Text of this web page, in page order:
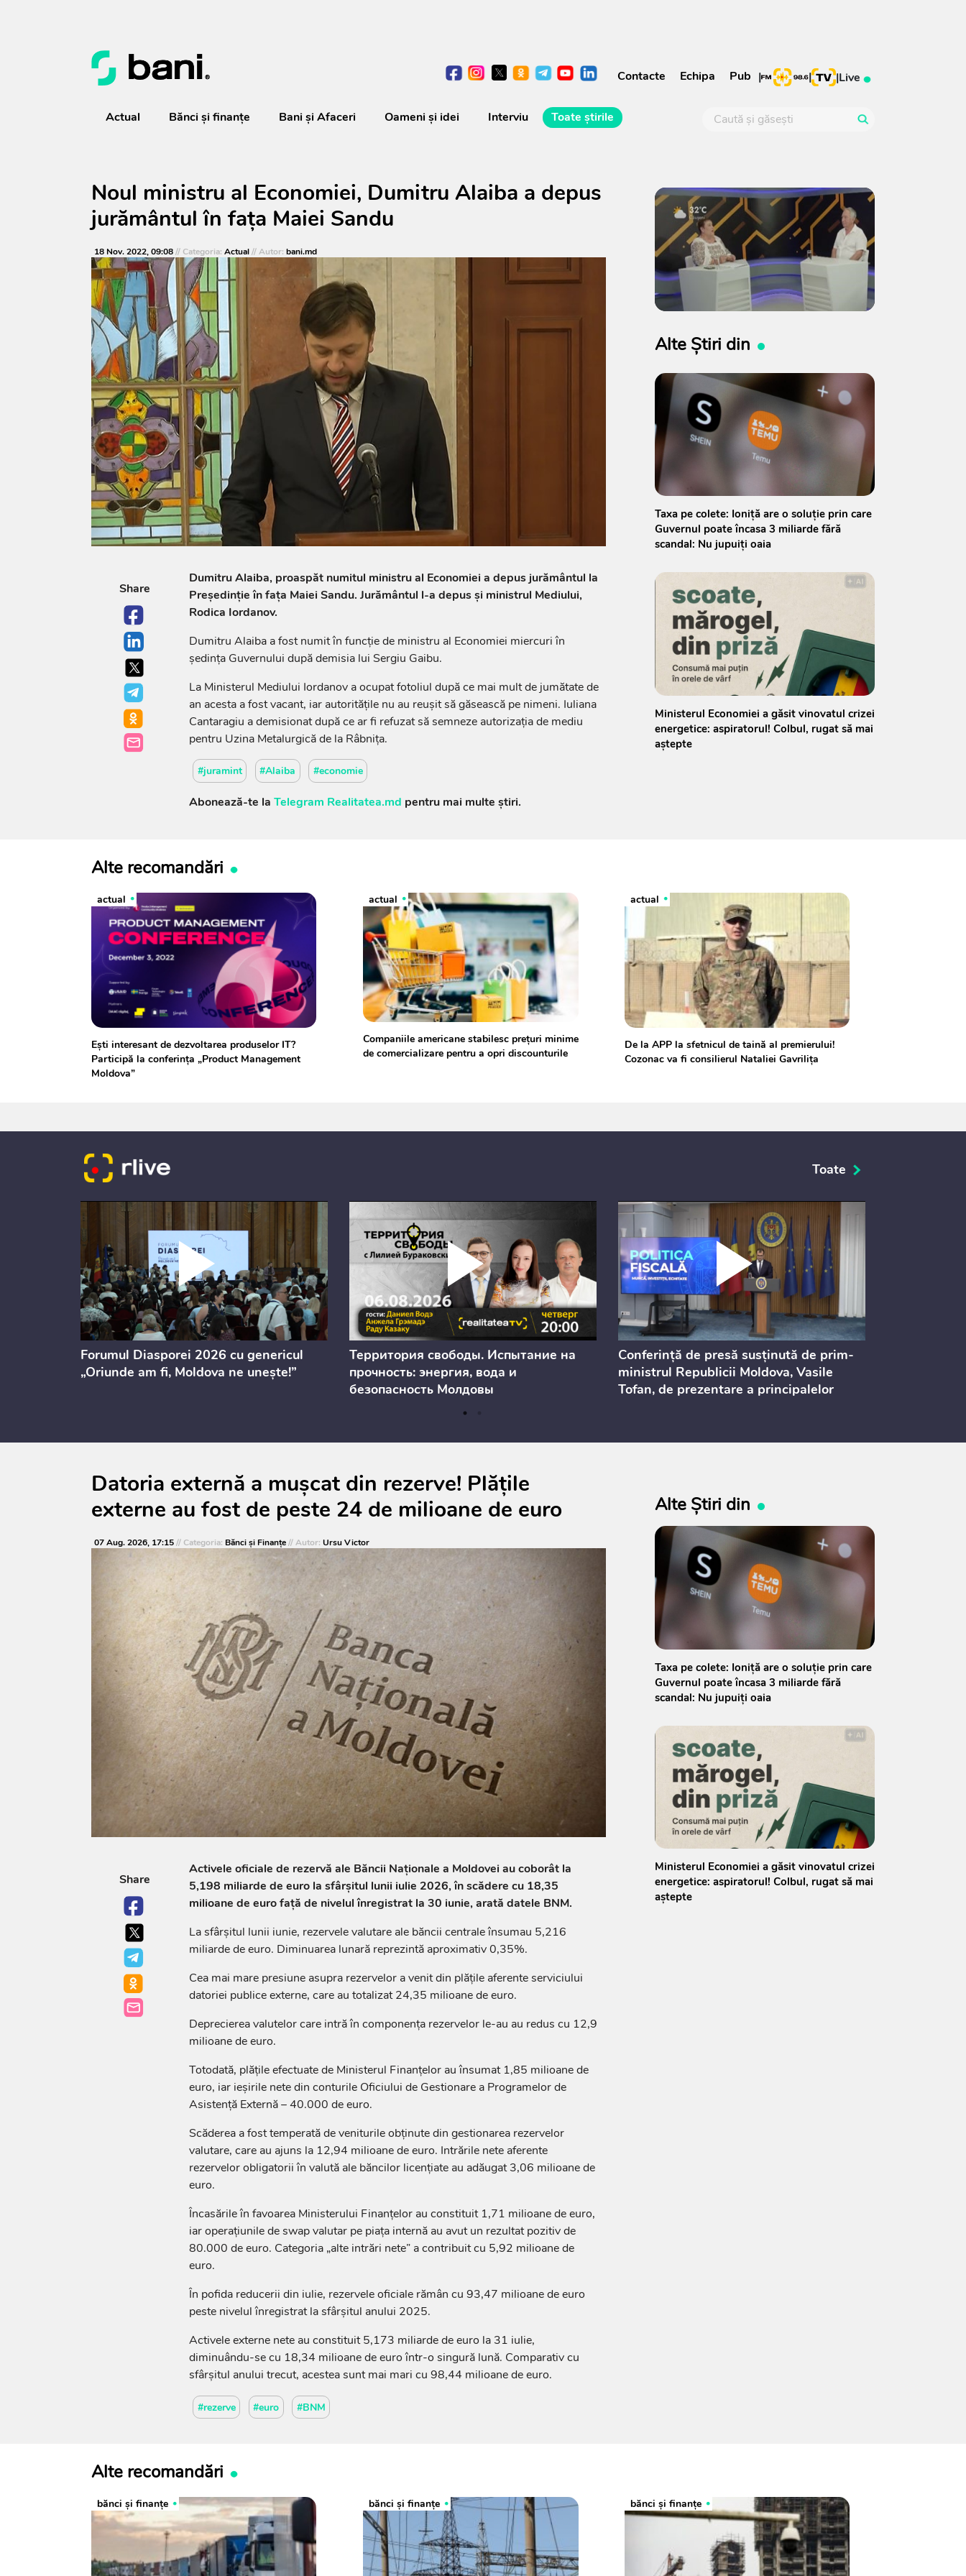
Contacte Echipa Pub | | |Live
Actual Bănci şi finanţe Bani și Afaceri Oameni şi idei Interviu Toate știrile
Noul ministru al Economiei, Dumitru Alaiba a depus
jurământul în fața Maiei Sandu
18 Nov. 2022, 09:08// Categoria: Actual// Autor: bani.md
Share
Dumitru Alaiba, proaspăt numitul ministru al Economiei a depus jurământul la
Președinție în fața Maiei Sandu. Jurământul l-a depus și ministrul Mediului,
Rodica Iordanov.
Dumitru Alaiba a fost numit în funcție de ministru al Economiei miercuri în
ședința Guvernului după demisia lui Sergiu Gaibu.
La Ministerul Mediului Iordanov a ocupat fotoliul după ce mai mult de jumătate de
an acesta a fost vacant, iar autoritățile nu au reușit să găsească pe nimeni. Iuliana
Cantaragiu a demisionat după ce ar fi refuzat să semneze autorizația de mediu
pentru Uzina Metalurgică de la Râbnița.
#juramint #Alaiba #economie
Abonează-te la Telegram Realitatea.md pentru mai multe știri.
Alte Știri din
Taxa pe colete: Ioniță are o soluție prin care
Guvernul poate încasa 3 miliarde fără
scandal: Nu jupuiți oaia
Ministerul Economiei a găsit vinovatul crizei
energetice: aspiratorul! Colbul, rugat să mai
aștepte
Alte recomandări
actual
Ești interesant de dezvoltarea produselor IT?
Participă la conferința „Product Management
Moldova”
actual
Companiile americane stabilesc prețuri minime
de comercializare pentru a opri discounturile
actual
De la APP la sfetnicul de taină al premierului!
Cozonac va fi consilierul Nataliei Gavrilița
Toate
Forumul Diasporei 2026 cu genericul
„Oriunde am fi, Moldova ne unește!”
Территория свободы. Испытание на
прочность: энергия, вода и
безопасность Молдовы
Conferință de presă susținută de prim-
ministrul Republicii Moldova, Vasile
Tofan, de prezentare a principalelor
consultărilor publice
Datoria externă a mușcat din rezerve! Plățile
externe au fost de peste 24 de milioane de euro
07 Aug. 2026, 17:15// Categoria: Bănci şi Finanţe// Autor: Ursu Victor
Share
Activele oficiale de rezervă ale Băncii Naționale a Moldovei au coborât la
5,198 miliarde de euro la sfârșitul lunii iulie 2026, în scădere cu 18,35
milioane de euro față de nivelul înregistrat la 30 iunie, arată datele BNM.
La sfârșitul lunii iunie, rezervele valutare ale băncii centrale însumau 5,216
miliarde de euro. Diminuarea lunară reprezintă aproximativ 0,35%.
Cea mai mare presiune asupra rezervelor a venit din plățile aferente serviciului
datoriei publice externe, care au totalizat 24,35 milioane de euro.
Deprecierea valutelor care intră în componența rezervelor le-au au redus cu 12,9
milioane de euro.
Totodată, plățile efectuate de Ministerul Finanțelor au însumat 1,85 milioane de
euro, iar ieșirile nete din conturile Oficiului de Gestionare a Programelor de
Asistență Externă – 40.000 de euro.
Scăderea a fost temperată de veniturile obținute din gestionarea rezervelor
valutare, care au ajuns la 12,94 milioane de euro. Intrările nete aferente
rezervelor obligatorii în valută ale băncilor licențiate au adăugat 3,06 milioane de
euro.
Încasările în favoarea Ministerului Finanțelor au constituit 1,71 milioane de euro,
iar operațiunile de swap valutar pe piața internă au avut un rezultat pozitiv de
80.000 de euro. Categoria „alte intrări nete” a contribuit cu 5,92 milioane de
euro.
În pofida reducerii din iulie, rezervele oficiale rămân cu 93,47 milioane de euro
peste nivelul înregistrat la sfârșitul anului 2025.
Activele externe nete au constituit 5,173 miliarde de euro la 31 iulie,
diminuându-se cu 18,34 milioane de euro într-o singură lună. Comparativ cu
sfârșitul anului trecut, acestea sunt mai mari cu 98,44 milioane de euro.
#rezerve #euro #BNM
Alte Știri din
Taxa pe colete: Ioniță are o soluție prin care
Guvernul poate încasa 3 miliarde fără
scandal: Nu jupuiți oaia
Ministerul Economiei a găsit vinovatul crizei
energetice: aspiratorul! Colbul, rugat să mai
aștepte
Alte recomandări
bănci şi finanţe bănci şi finanţe bănci şi finanţe